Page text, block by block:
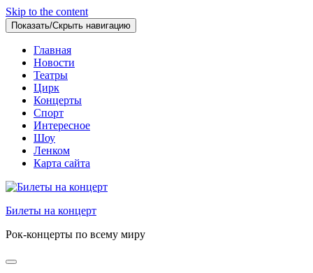
Skip to the content
Показать/Скрыть навигацию
Главная
Новости
Театры
Цирк
Концерты
Спорт
Интересное
Шоу
Ленком
Карта сайта
Билеты на концерт
Рок-концерты по всему миру